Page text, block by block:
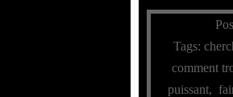
Tags:
comment
puissant,